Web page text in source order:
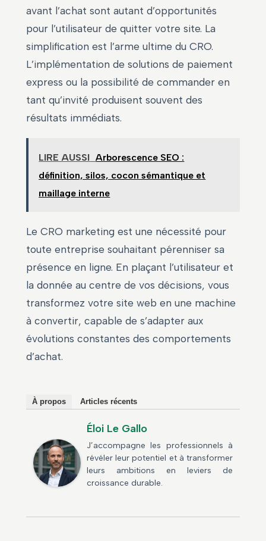
avant l’achat sont autant d’opportunités
pour l’utilisateur de quitter votre site. La
simplification est l’arme ultime du CRO.
L’implémentation de solutions de paiement
express ou la possibilité de commander en
tant qu’invité produisent souvent des
résultats immédiats.
LIRE AUSSI Arborescence SEO :
définition, silos, cocon sémantique et
maillage interne
Le CRO marketing est une nécessité pour
toute entreprise souhaitant pérenniser sa
présence en ligne. En plaçant l’utilisateur et
la donnée au centre de vos décisions, vous
transformez votre site web en une machine
à convertir, capable de s’adapter aux
évolutions constantes des comportements
d’achat.
À propos Articles récents
Éloi Le Gallo
J’accompagne les professionnels à
révéler leur potentiel et à transformer
leurs ambitions en leviers de
croissance durable.